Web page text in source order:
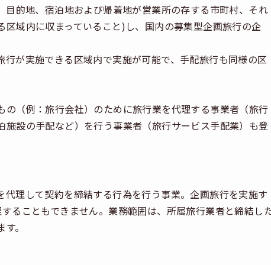
的地、宿泊地および帰着地が営業所の存する市町村、それ
域内に収まっていること)し、国内の募集型企画旅行の企
が実施できる区域内で実施が可能で、手配旅行も同様の区
（例：旅行会社）のために旅行業を代理する事業者（旅行
設の手配など）を行う事業者（旅行サービス手配業）も登
代理して契約を締結する行為を行う事業。企画旅行を実施す
ることもできません。業務範囲は、所属旅行業者と締結し
。